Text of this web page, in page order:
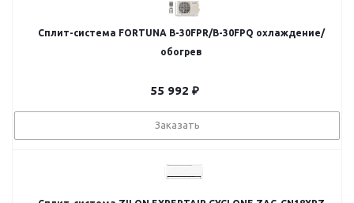
Сплит-система FORTUNA B-30FPR/B-30FPQ охлаждение/
обогрев
55 992 ₽
Заказать